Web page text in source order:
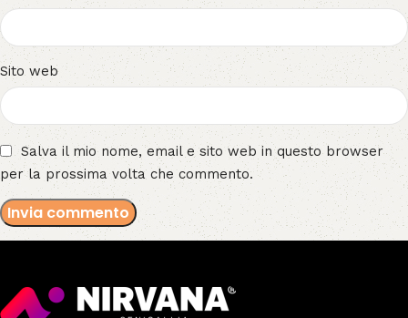
Sito web
Salva il mio nome, email e sito web in questo browser
per la prossima volta che commento.